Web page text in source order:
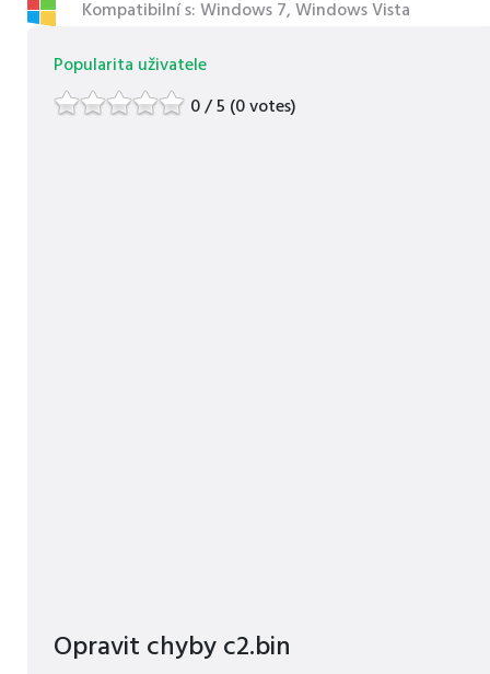
Kompatibilní s: Windows 7, Windows Vista
Popularita uživatele
0 / 5 (0 votes)
Opravit chyby c2.bin